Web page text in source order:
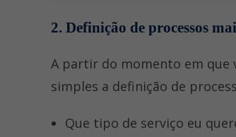
2. Definição de processos
A partir do momento em que
simples a definição de
Que tipo de serviço eu